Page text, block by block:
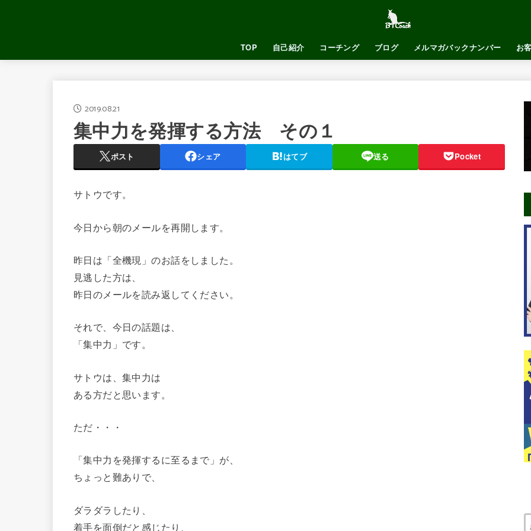
TOP 自己紹介 コーチング ブログ メルマガバックナンバー お
2019.08.21
集中力を発揮する方法 その１
ポスト シェア はてブ 送る Pocket
サトウです。
今日から朝のメールを再開します。
昨日は「全機現」のお話をしました。
見逃した方は、
昨日のメールを読み返してください。
それで、今日の話題は、
「集中力」です。
サトウは、集中力は
ある方だと思います。
ただ・・・
「集中力を発揮するに至るまで」が、
ちょっと難ありで、
ダラダラしたり、
着手を面倒だと感じたり、